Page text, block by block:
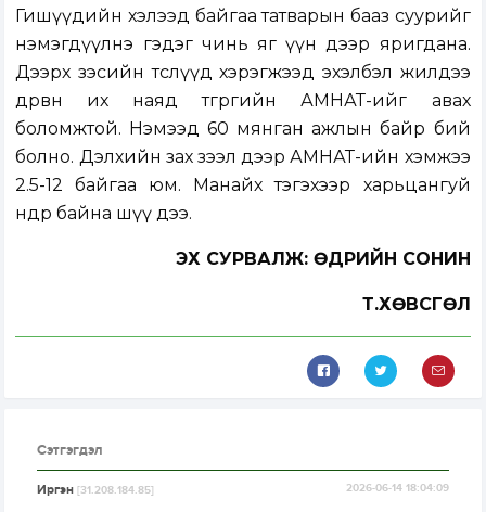
Гишүүдийн хэлээд байгаа татварын бааз суурийг
нэмэгдүүлнэ гэдэг чинь яг үүн дээр яригдана.
Дээрх зэсийн төслүүд хэрэгжээд эхэлбэл жилдээ
дөрвөн их наяд төгрөгийн АМНАТ-ийг авах
боломжтой. Нэмээд 60 мянган ажлын байр бий
болно. Дэлхийн зах зээл дээр АМНАТ-ийн хэмжээ
2.5-12 байгаа юм. Манайх тэгэхээр харьцангуй
өндөр байна шүү дээ.
ЭХ СУРВАЛЖ: ӨДРИЙН СОНИН
Т.ХӨВСГӨЛ
Сэтгэгдэл
Иргэн[31.208.184.85] 2026-06-14 18:04:09